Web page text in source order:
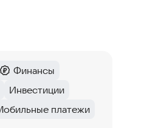
Категория:
Финансы
Тег:
Инвестиции
:
платежи